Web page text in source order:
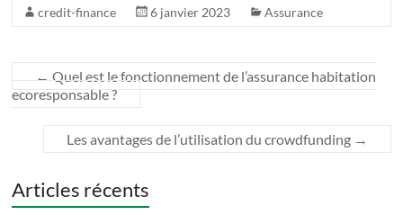
couvertures
credit-finance 6 janvier 2023 Assurance
← Quel est le fonctionnement de l’assurance habitation
ecoresponsable ?
Les avantages de l’utilisation du crowdfunding →
Articles récents